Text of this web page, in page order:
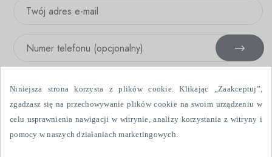
Wyrażam zgodę na otrzymywanie informacji handlowych drogą
elektroniczną i przy użyciu urządzeń telefonicznych, wysłanych przez
Niniejsza strona korzysta z plików cookie. Klikając „Zaakceptuj”,
zgadzasz się na przechowywanie plików cookie na swoim urządzeniu w
celu usprawnienia nawigacji w witrynie, analizy korzystania z witryny i
pomocy w naszych działaniach marketingowych.